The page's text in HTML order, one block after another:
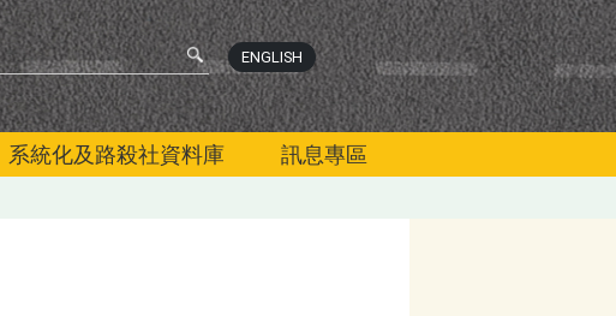
ENGLISH
系統化及路殺社資料庫 訊息專區